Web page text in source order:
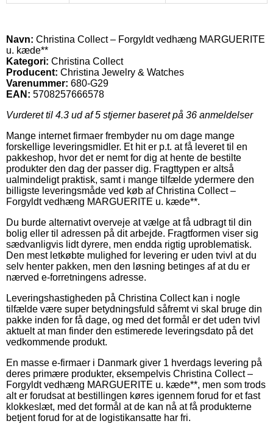
Navn: Christina Collect – Forgyldt vedhæng MARGUERITE
u. kæde**
Kategori: Christina Collect
Producent: Christina Jewelry & Watches
Varenummer: 680-G29
EAN: 5708257666578
Vurderet til 4.3 ud af 5 stjerner baseret på 36 anmeldelser
Mange internet firmaer frembyder nu om dage mange
forskellige leveringsmidler. Et hit er p.t. at få leveret til en
pakkeshop, hvor det er nemt for dig at hente de bestilte
produkter den dag der passer dig. Fragttypen er altså
ualmindeligt praktisk, samt i mange tilfælde ydermere den
billigste leveringsmåde ved køb af Christina Collect –
Forgyldt vedhæng MARGUERITE u. kæde**.
Du burde alternativt overveje at vælge at få udbragt til din
bolig eller til adressen på dit arbejde. Fragtformen viser sig
sædvanligvis lidt dyrere, men endda rigtig uproblematisk.
Den mest letkøbte mulighed for levering er uden tvivl at du
selv henter pakken, men den løsning betinges af at du er
nærved e-forretningens adresse.
Leveringshastigheden på Christina Collect kan i nogle
tilfælde være super betydningsfuld såfremt vi skal bruge din
pakke inden for få dage, og med det formål er det uden tvivl
aktuelt at man finder den estimerede leveringsdato på det
vedkommende produkt.
En masse e-firmaer i Danmark giver 1 hverdags levering på
deres primære produkter, eksempelvis Christina Collect –
Forgyldt vedhæng MARGUERITE u. kæde**, men som trods
alt er forudsat at bestillingen køres igennem forud for et fast
klokkeslæt, med det formål at de kan nå at få produkterne
betjent forud for at de logistikansatte har fri.